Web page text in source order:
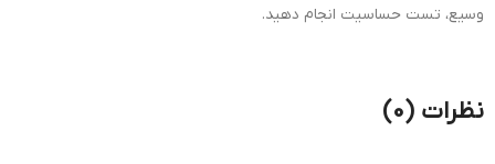
وسیع، تست حساسیت انجام دهید.
نظرات (0)